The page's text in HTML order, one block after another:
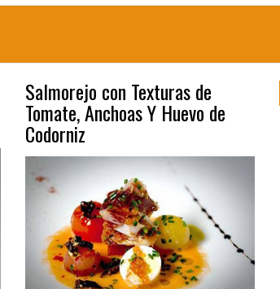
Salmorejo con Texturas de
Tomate, Anchoas Y Huevo de
Codorniz